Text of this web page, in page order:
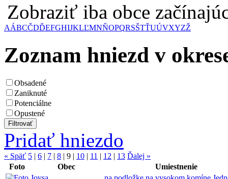
Zobraziť iba obce
AÁBCČDĎEFGHIJKLĽMNŇOPQRSŠTŤUÚVXYZŽ
Zoznam hniezd v
Obsadené
Zaniknuté
Potenciálne
Opustené
Pridať hniezdo
« Späť 5 | 6 | 7 | 8 | 9 | 10 | 11 | 12 | 13 Ďalej »
Foto
Obec
Umiestnenie